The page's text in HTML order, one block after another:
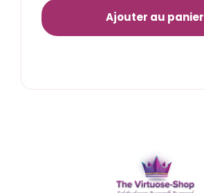
Ajouter au panier